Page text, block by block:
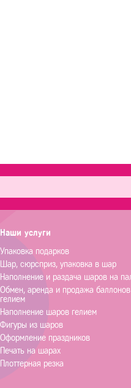
Наши услуги
Упаковка подарков
Шар, сюрсприз, упаковка в шар
Наполнение и раздача шаров на
Обмен, аренда и продажа
гелием
Наполнение шаров гелием
Фигуры из шаров
Оформление праздников
Печать на шарах
Плоттерная резка